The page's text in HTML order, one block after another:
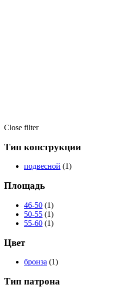
Close filter
Тип конструкции
подвесной (1)
Площадь
46-50 (1)
50-55 (1)
55-60 (1)
Цвет
бронза (1)
Тип патрона